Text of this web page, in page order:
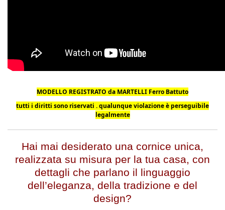
MODELLO REGISTRATO da MARTELLI Ferro Battuto
tutti i diritti sono riservati . qualunque violazione è perseguibile
legalmente
Hai mai desiderato una cornice unica,
realizzata su misura per la tua casa, con
dettagli che parlano il linguaggio
dell’eleganza, della tradizione e del
design?